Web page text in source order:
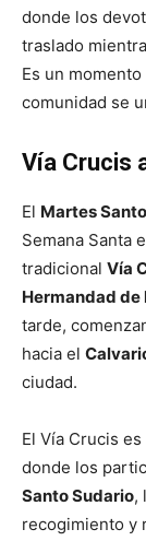
donde los
traslado
Es un
comunidad se
Vía Crucis
El Martes Santo
Semana Santa
tradicional Vía
Hermandad de
tarde,
hacia el
ciudad.
El Vía Crucis
donde los
Santo Sudario,
recogimiento y